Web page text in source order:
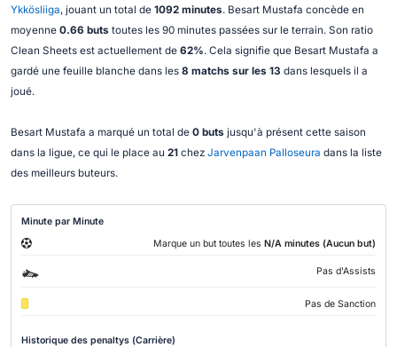
Ykkösliiga, jouant un total de 1092 minutes. Besart Mustafa concède en
moyenne 0.66 buts toutes les 90 minutes passées sur le terrain. Son ratio
Clean Sheets est actuellement de 62%. Cela signifie que Besart Mustafa a
gardé une feuille blanche dans les 8 matchs sur les 13 dans lesquels il a
joué.
Besart Mustafa a marqué un total de 0 buts jusqu'à présent cette saison
dans la ligue, ce qui le place au 21chez Jarvenpaan Palloseura dans la liste
des meilleurs buteurs.
Minute par Minute
Marque un but toutes les N/A minutes (Aucun but)
Pas d'Assists
Pas de Sanction
Historique des penaltys (Carrière)